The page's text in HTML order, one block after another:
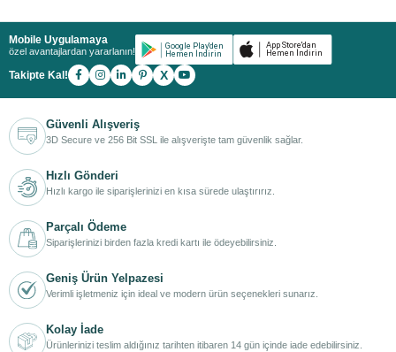
Mobile Uygulamaya
özel avantajlardan yararlanın!
Takipte Kal! X
Güvenli Alışveriş
3D Secure ve 256 Bit SSL ile alışverişte tam güvenlik sağlar.
Hızlı Gönderi
Hızlı kargo ile siparişlerinizi en kısa sürede ulaştırırız.
Parçalı Ödeme
Siparişlerinizi birden fazla kredi kartı ile ödeyebilirsiniz.
Geniş Ürün Yelpazesi
Verimli işletmeniz için ideal ve modern ürün seçenekleri sunarız.
Kolay İade
Ürünlerinizi teslim aldığınız tarihten itibaren 14 gün içinde iade edebilirsiniz.